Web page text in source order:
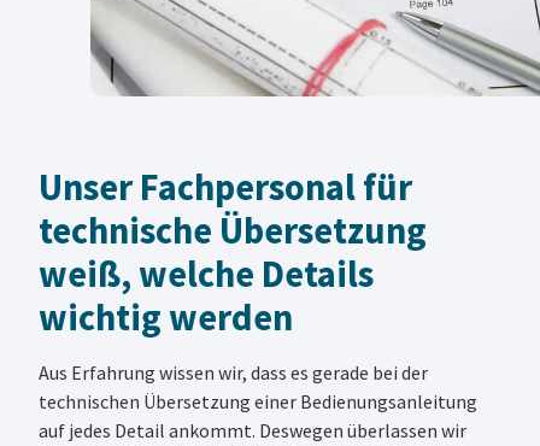
Unser Fachpersonal für
technische Übersetzung
weiß, welche Details
wichtig werden
Aus Erfahrung wissen wir, dass es gerade bei der
technischen Übersetzung einer Bedienungsanleitung
auf jedes Detail ankommt. Deswegen überlassen wir